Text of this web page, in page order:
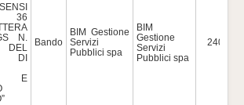
36
N.
DI
E
Bando
BIM Gestione
Servizi
Pubblici spa
BIM
Gestione
Servizi
Pubblici spa